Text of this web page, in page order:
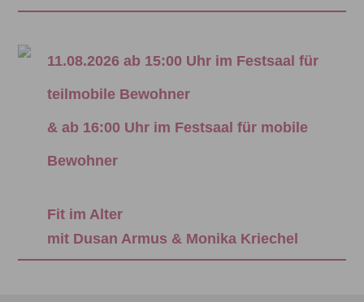
11.08.2026 ab 15:00 Uhr im Festsaal für
teilmobile Bewohner
& ab 16:00 Uhr im Festsaal für mobile
Bewohner
Fit im Alter
mit Dusan Armus & Monika Kriechel